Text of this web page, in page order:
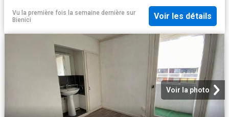
Vu la première fois la semaine dernière sur
Bienici
Voir les détails
Voir la photo